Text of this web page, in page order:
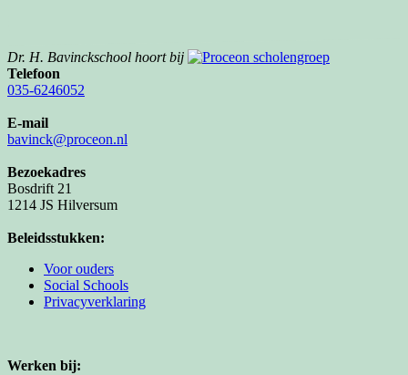
Dr. H. Bavinckschool hoort bij
Telefoon
035-6246052
E-mail
bavinck@proceon.nl
Bezoekadres
Bosdrift 21
1214 JS Hilversum
Beleidsstukken:
Voor ouders
Social Schools
Privacyverklaring
Werken bij: